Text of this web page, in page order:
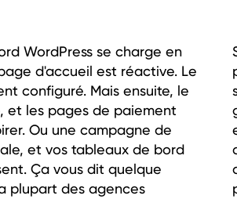
WordPress se charge en
d'accueil est réactive. Le
configuré. Mais ensuite, le
et les pages de paiement
Ou une campagne de
et vos tableaux de bord
Ça vous dit quelque
plupart des agences